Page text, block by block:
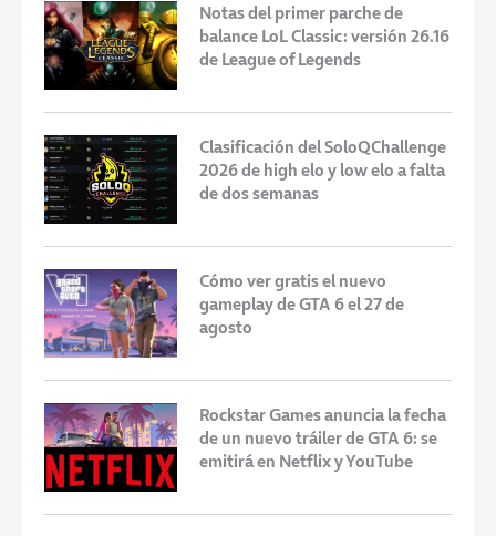
Notas del primer parche de
balance LoL Classic: versión 26.16
de League of Legends
Clasificación del SoloQChallenge
2026 de high elo y low elo a falta
de dos semanas
Cómo ver gratis el nuevo
gameplay de GTA 6 el 27 de
agosto
Rockstar Games anuncia la fecha
de un nuevo tráiler de GTA 6: se
emitirá en Netflix y YouTube